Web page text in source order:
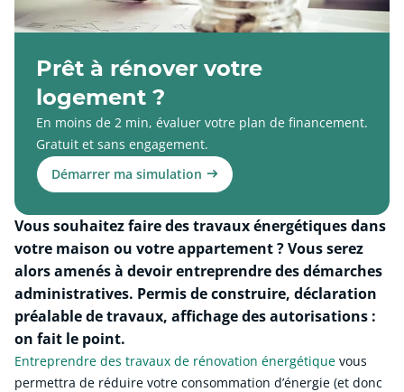
Prêt à rénover votre
logement ?
En moins de 2 min, évaluer votre plan de financement.
Gratuit et sans engagement.
Démarrer ma simulation
Vous souhaitez faire des travaux énergétiques dans
votre maison ou votre appartement ? Vous serez
alors amenés à devoir entreprendre des démarches
administratives. Permis de construire, déclaration
préalable de travaux, affichage des autorisations :
on fait le point.
Entreprendre des travaux de rénovation énergétique vous
permettra de réduire votre consommation d’énergie (et donc